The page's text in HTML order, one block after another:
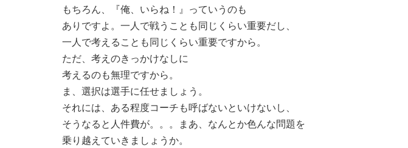
もちろん、『俺、いらね！』っていうのも
ありですよ。一人で戦うことも同じくらい重要だし、
一人で考えることも同じくらい重要ですから。
ただ、考えのきっかけなしに
考えるのも無理ですから。
ま、選択は選手に任せましょう。
それには、ある程度コーチも呼ばないといけないし、
そうなると人件費が。。。まあ、なんとか色んな問題を
乗り越えていきましょうか。